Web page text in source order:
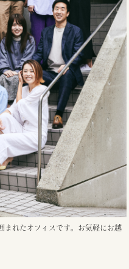
まれたオフィスです。お気軽にお越